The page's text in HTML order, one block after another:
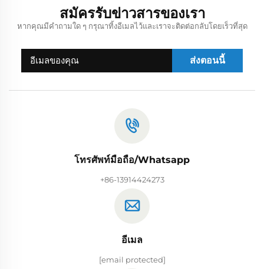
สมัครรับข่าวสารของเรา
หากคุณมีคำถามใด ๆ กรุณาทิ้งอีเมลไว้และเราจะติดต่อกลับโดยเร็วที่สุด
ส่งตอนนี้
โทรศัพท์มือถือ/Whatsapp
+86-13914424273
อีเมล
[email protected]